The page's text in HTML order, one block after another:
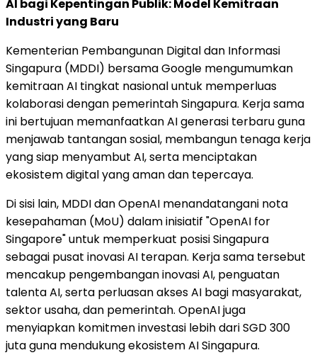
AI bagi Kepentingan Publik: Model Kemitraan
Industri yang Baru
Kementerian Pembangunan Digital dan Informasi
Singapura (MDDI) bersama Google mengumumkan
kemitraan AI tingkat nasional untuk memperluas
kolaborasi dengan pemerintah Singapura. Kerja sama
ini bertujuan memanfaatkan AI generasi terbaru guna
menjawab tantangan sosial, membangun tenaga kerja
yang siap menyambut AI, serta menciptakan
ekosistem digital yang aman dan tepercaya.
Di sisi lain, MDDI dan OpenAI menandatangani nota
kesepahaman (MoU) dalam inisiatif "OpenAI for
Singapore" untuk memperkuat posisi Singapura
sebagai pusat inovasi AI terapan. Kerja sama tersebut
mencakup pengembangan inovasi AI, penguatan
talenta AI, serta perluasan akses AI bagi masyarakat,
sektor usaha, dan pemerintah. OpenAI juga
menyiapkan komitmen investasi lebih dari SGD 300
juta guna mendukung ekosistem AI Singapura.